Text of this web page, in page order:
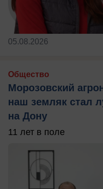
05.08.2026
Общество
Морозовский
наш земляк стал
на Дону
11 лет в поле